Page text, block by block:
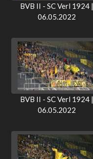
BVB II - SC Verl 1924 |
06.05.2022
BVB II - SC Verl 1924 |
06.05.2022